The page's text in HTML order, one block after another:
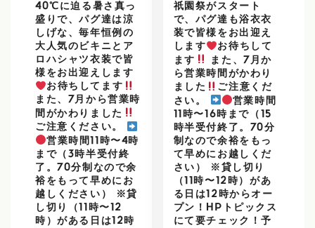
40℃に迫る暑さ真っ
盛りで、パグ達は涼
しげな、毎年恒例の
大人気のビキニとア
ロハシャツ衣装で皆
様をお出迎えします
お待ちしてます
また、7月から営業時
間がかわりました
ご注意ください。
営業時間11時〜4時
まで（3時半受付終
了。70分制なので余
裕をもって早めにお
越しください） ※貸
し切り（11時〜12
時）がある日は12時
祇園祭がスタート
で、パグ達も浴衣衣
装で皆様をお出迎え
します
お待ちして
ます
また、7月か
ら営業時間がかわり
ました
ご注意くだ
さい。
営業時間
11時〜16時まで（15
時半受付終了。70分
制なので余裕をもっ
て早めにお越しくだ
さい） ※貸し切り
（11時〜12時）があ
る日は12時からオー
プン！HPトピックス
にて要チェック！予